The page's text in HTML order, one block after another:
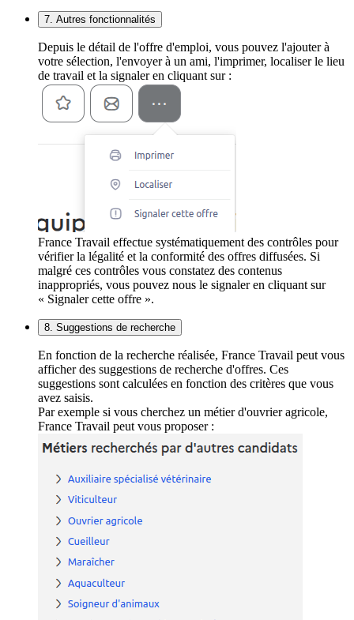
7. Autres fonctionnalités
Depuis le détail de l'offre d'emploi, vous pouvez l'ajouter à
votre sélection, l'envoyer à un ami, l'imprimer, localiser le lieu
de travail et la signaler en cliquant sur :
France Travail effectue systématiquement des contrôles pour
vérifier la légalité et la conformité des offres diffusées. Si
malgré ces contrôles vous constatez des contenus
inappropriés, vous pouvez nous le signaler en cliquant sur
« Signaler cette offre ».
8. Suggestions de recherche
En fonction de la recherche réalisée, France Travail peut vous
afficher des suggestions de recherche d'offres. Ces
suggestions sont calculées en fonction des critères que vous
avez saisis.
Par exemple si vous cherchez un métier d'ouvrier agricole,
France Travail peut vous proposer :